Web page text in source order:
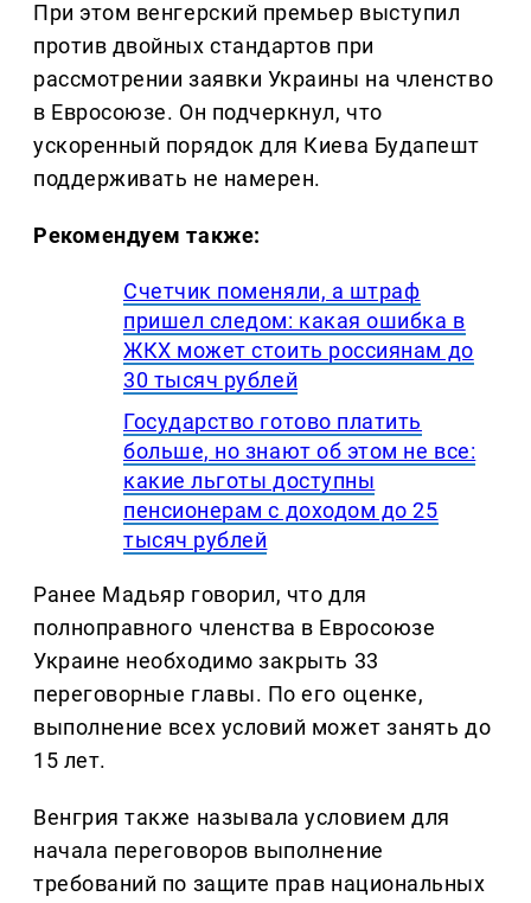
При этом венгерский премьер выступил
против двойных стандартов при
рассмотрении заявки Украины на членство
в Евросоюзе. Он подчеркнул, что
ускоренный порядок для Киева Будапешт
поддерживать не намерен.
Рекомендуем также:
Счетчик поменяли, а штраф
пришел следом: какая ошибка в
ЖКХ может стоить россиянам до
30 тысяч рублей
Государство готово платить
больше, но знают об этом не все:
какие льготы доступны
пенсионерам с доходом до 25
тысяч рублей
Ранее Мадьяр говорил, что для
полноправного членства в Евросоюзе
Украине необходимо закрыть 33
переговорные главы. По его оценке,
выполнение всех условий может занять до
15 лет.
Венгрия также называла условием для
начала переговоров выполнение
требований по защите прав национальных